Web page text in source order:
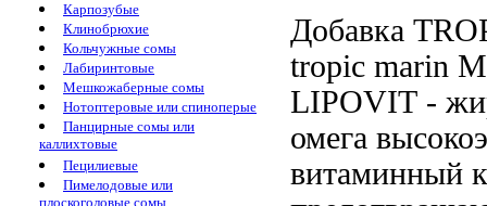
Карпозубые
Клинобрюхие
Кольчужные сомы
Лабиринтовые
Мешкожаберные сомы
Нотоптеровые или спиноперые
Панцирные сомы или
каллихтовые
Пецилиевые
Пимелодовые или
Добавка
tropic marin
LIPOVIT -
омега
витаминный